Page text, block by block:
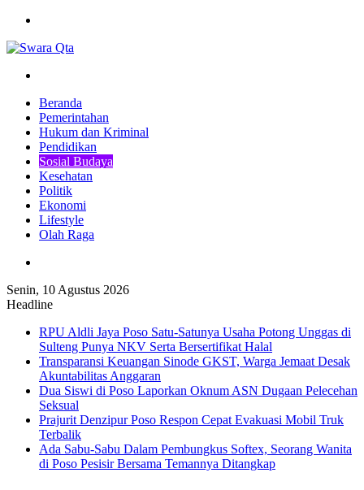
Beranda
Pemerintahan
Hukum dan Kriminal
Pendidikan
Sosial Budaya
Kesehatan
Politik
Ekonomi
Lifestyle
Olah Raga
Senin, 10 Agustus 2026
Headline
RPU Aldli Jaya Poso Satu-Satunya Usaha Potong Unggas di
Sulteng Punya NKV Serta Bersertifikat Halal
Transparansi Keuangan Sinode GKST, Warga Jemaat Desak
Akuntabilitas Anggaran
Dua Siswi di Poso Laporkan Oknum ASN Dugaan Pelecehan
Seksual
Prajurit Denzipur Poso Respon Cepat Evakuasi Mobil Truk
Terbalik
Ada Sabu-Sabu Dalam Pembungkus Softex, Seorang Wanita
di Poso Pesisir Bersama Temannya Ditangkap